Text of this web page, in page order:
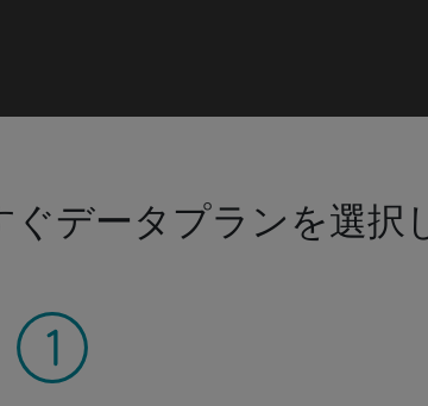
ぐデータプランを選択